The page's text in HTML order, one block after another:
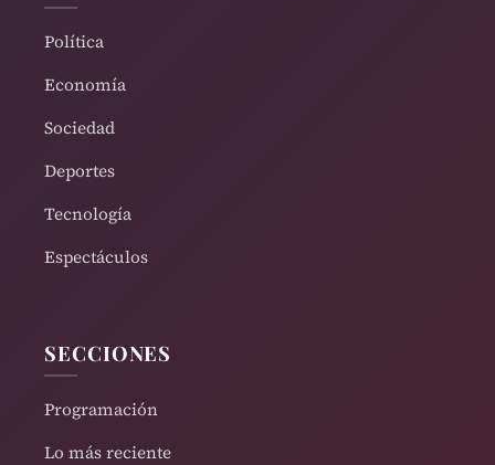
Política
Economía
Sociedad
Deportes
Tecnología
Espectáculos
SECCIONES
Programación
Lo más reciente